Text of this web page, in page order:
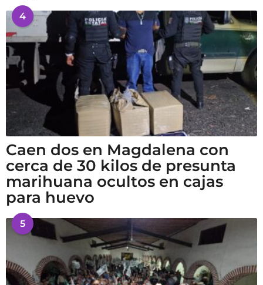
4
Caen dos en Magdalena con
cerca de 30 kilos de presunta
marihuana ocultos en cajas
para huevo
5